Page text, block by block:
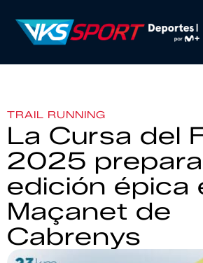
TRAIL RUNNING
La Cursa del
2025
edición épica
Maçanet de
Cabrenys